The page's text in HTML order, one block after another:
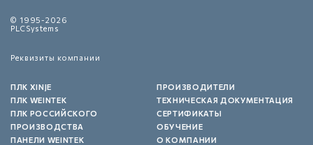
© 1995-2026
PLCSystems
Реквизиты компании
ПЛК XINJE
ПЛК WEINTEK
ПЛК РОССИЙСКОГО
ПРОИЗВОДСТВА
ПАНЕЛИ WEINTEK
ПРОИЗВОДИТЕЛИ
ТЕХНИЧЕСКАЯ ДОКУМЕНТАЦИЯ
СЕРТИФИКАТЫ
ОБУЧЕНИЕ
О КОМПАНИИ